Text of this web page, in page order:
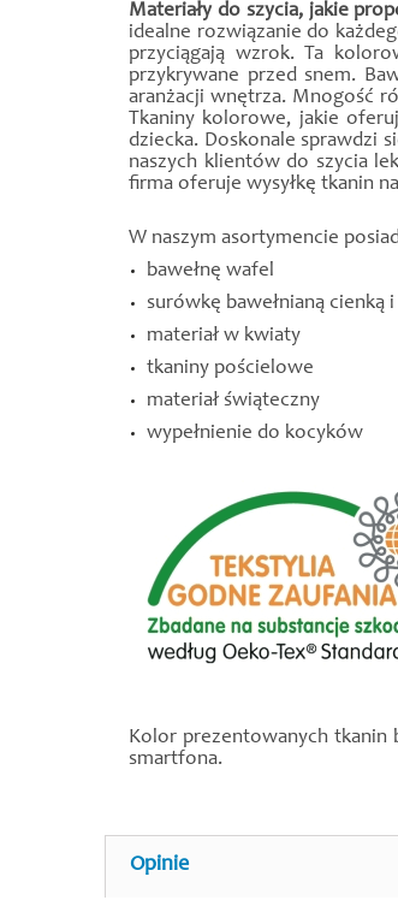
Materiały do szycia, jakie
idealne rozwiązanie do
przyciągają wzrok. Ta
przykrywane przed snem.
aranżacji wnętrza. Mnogość
Tkaniny kolorowe, jakie
dziecka. Doskonale sprawdzi
naszych klientów do szycia
firma oferuje wysyłkę tkanin
W naszym asortymencie
bawełnę wafel
surówkę bawełnianą cienką
materiał w kwiaty
tkaniny pościelowe
materiał świąteczny
wypełnienie do kocyków
Kolor prezentowanych tkanin
smartfona.
Opinie